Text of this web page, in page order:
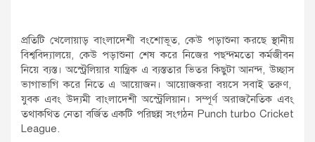
প্রতিটি খেলোয়াড় বাংলাদেশী বংশোভূত, কেউ পড়াশুনা করছে স্থানীয়
বিশ্ববিদ্যালয়ে, কেউ পড়াশুনা শেষ করে নিজের পছন্দমতো কর্মজীবন
নিয়ে ব্যস্ত। অস্ট্রেলিয়ার যান্ত্রিক এ ব্যস্ততার ভিতর কিছুটা আনন্দ, উচ্ছাস
ভাগাভাগি করে নিতে এ আয়োজন। আয়োজকরা বয়সে সবাই তরুণ,
যুবক এবং উদ্যমী বাংলাদেশী অস্ট্রেলিয়ান। সম্পূর্ণ অরাজনৈতিক এবং
তথাকথিত নেতা বর্জিত একটি পরিছন্ন সংগঠন Punch turbo Cricket
League.